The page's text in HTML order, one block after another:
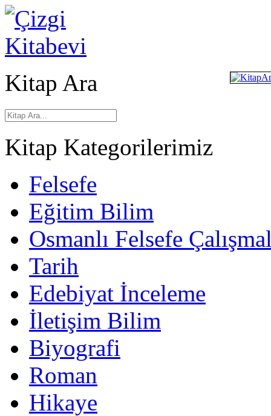
Kitap Ara
Kitap Kategorilerimiz
Felsefe
Eğitim Bilim
Osmanlı Felsefe
Tarih
Edebiyat İnceleme
İletişim Bilim
Biyografi
Roman
Hikaye